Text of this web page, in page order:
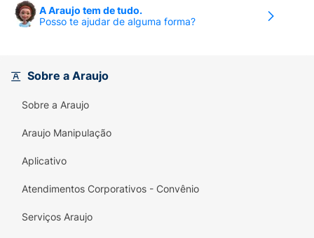
transporte, garantindo que você tenha suas
Azedinhas sempre à mão. Além disso, são
Adicione a Azedinha Yogurte à sua lista de
compras e experimente essa deliciosa
doçura e pela leve acidez, e transforme seus
momentos em experiências ainda mais
A Araujo tem de tudo.
Posso te ajudar de alguma forma?
Sobre a Araujo
Sobre a Araujo
Araujo Manipulação
Aplicativo
Atendimentos Corporativos - Convênio
Serviços Araujo